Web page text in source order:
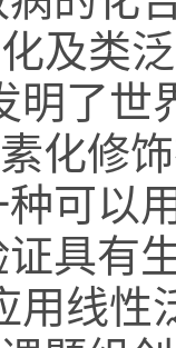
及类
明了
化修
可以
具有
用线